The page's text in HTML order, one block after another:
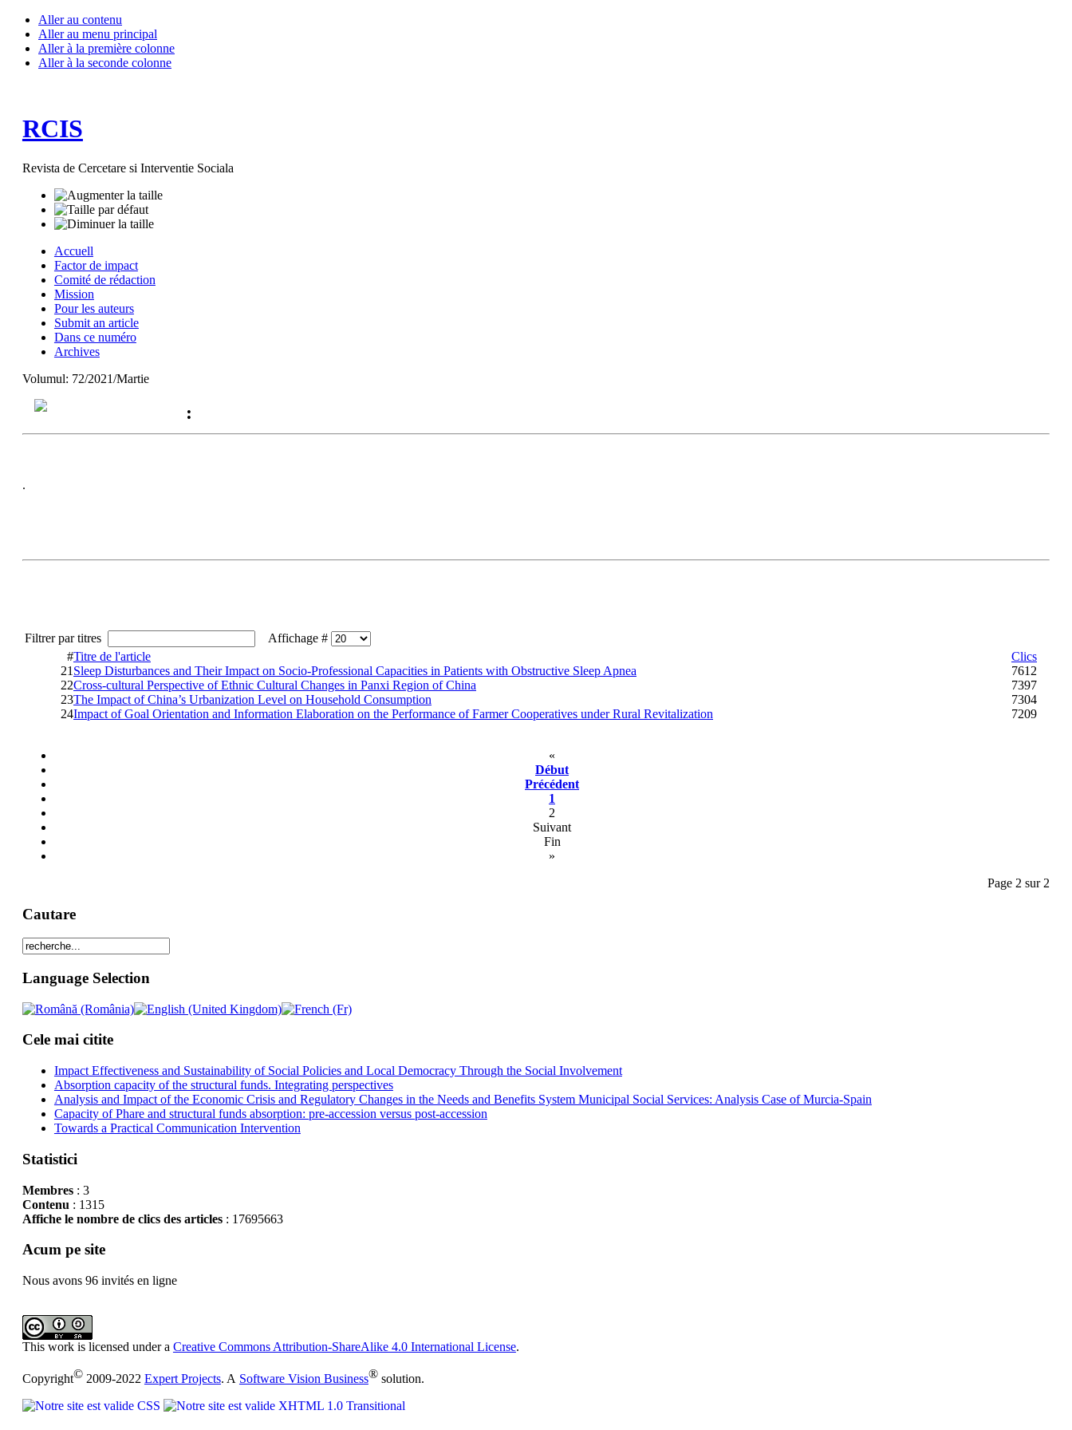
Aller au contenu
Aller au menu principal
Aller à la première colonne
Aller à la seconde colonne
RCIS
Revista de Cercetare si Interventie Sociala
Accuell
Factor de impact
Comité de rédaction
Mission
Pour les auteurs
Submit an article
Dans ce numéro
Archives
Volumul: 72/2021/Martie
:
.
Filtrer par titres
Affichage #
#Titre de l'article
Clics
21 Sleep Disturbances and Their Impact on Socio-Professional Capacities in Patients with Obstructive Sleep Apnea
7612
22Cross-cultural Perspective of Ethnic Cultural Changes in Panxi Region of China
7397
23The Impact of China’s Urbanization Level on Household Consumption
7304
24Impact of Goal Orientation and Information Elaboration on the Performance of Farmer Cooperatives under Rural Revitalization 7209
«
Début
Précédent
1
2
Suivant
Fin
»
Page 2 sur 2
Cautare
Language Selection
Cele mai citite
Impact Effectiveness and Sustainability of Social Policies and Local Democracy Through the Social Involvement
Absorption capacity of the structural funds. Integrating perspectives
Analysis and Impact of the Economic Crisis and Regulatory Changes in the Needs and Benefits System Municipal Social Services: Analysis Case of Murcia-Spain
Capacity of Phare and structural funds absorption: pre-accession versus post-accession
Towards a Practical Communication Intervention
Statistici
Membres: 3
Contenu : 1315
Affiche le nombre de clics des articles: 17695663
Acum pe site
Nous avons 96 invités en ligne
This work is licensed under a Creative Commons Attribution-ShareAlike 4.0 International License.
Copyright©2009-2022 Expert Projects. A Software Vision Business®solution.